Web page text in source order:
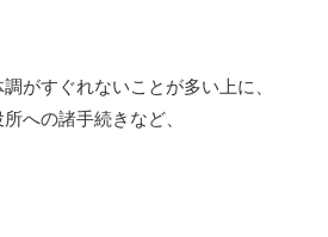
がすぐれないことが多い上に、
への諸手続きなど、